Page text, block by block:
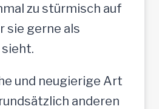
zu stürmisch auf
sie gerne als
und neugierige Art
anderen